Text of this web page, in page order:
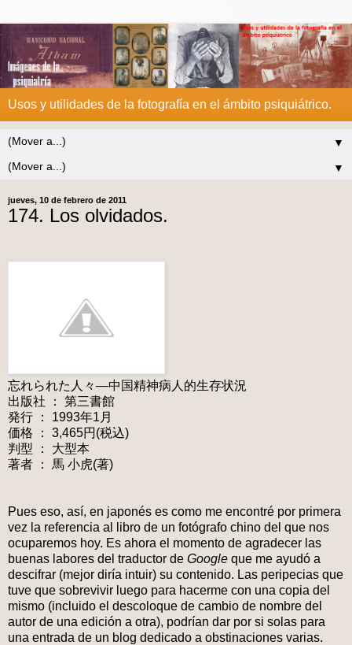
Usos y utilidades de la fotografía en el ámbito psiquiátrico.
▼
▼
jueves, 10 de febrero de 2011
174. Los olvidados.
忘れられた人々―中国精神病人的生存状況
出版社 ： 第三書館
発行 ： 1993年1月
価格 ： 3,465円(税込)
判型 ： 大型本
著者 ： 馬 小虎(著)
Pues eso, así, en japonés es como me encontré por primera
vez la referencia al libro de un fotógrafo chino del que nos
ocuparemos hoy. Es ahora el momento de agradecer las
buenas labores del traductor de Google que me ayudó a
descifrar (mejor diría intuir) su contenido. Las peripecias que
tuve que sobrevivir luego para hacerme con una copia del
mismo (incluido el descoloque de cambio de nombre del
autor de una edición a otra), podrían dar por si solas para
una entrada de un blog dedicado a obstinaciones varias.